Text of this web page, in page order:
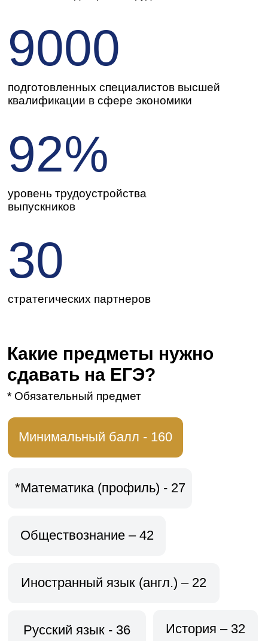
стратегических партнеров
Какие предметы нужно
сдавать на ЕГЭ?
* Обязательный предмет
Иностранный язык (англ.) – 22
География – 37
Обществознание – 42
Русский язык - 36
*Математика (профиль) - 27
Преподаватели